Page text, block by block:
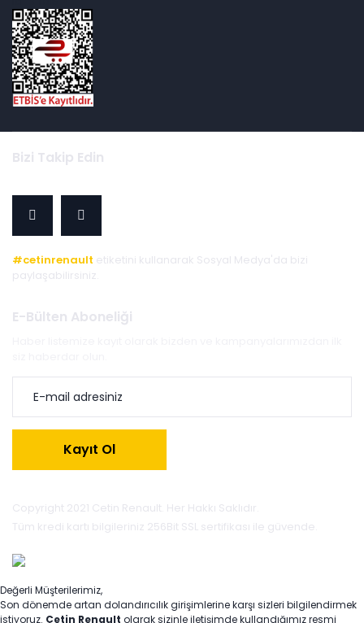
Bizi Takip Edin
#cetinrenault etiketini kullanarak Sosyal Medya'da bizi
paylaşabilirsiniz.
E-Bülten Aboneliği
Kayıt Ol
Copyright 2021 Cetin Renault. Her Hakkı Saklıdır.
Tüm kredi kartı bilgileriniz 256Bit SSL sertifikası ile güvende.
Değerli Müşterilerimiz,
Son dönemde artan dolandırıcılık girişimlerine karşı sizleri bilgilendirmek
istiyoruz. Çetin Renault olarak sizinle iletişimde kullandığımız resmi